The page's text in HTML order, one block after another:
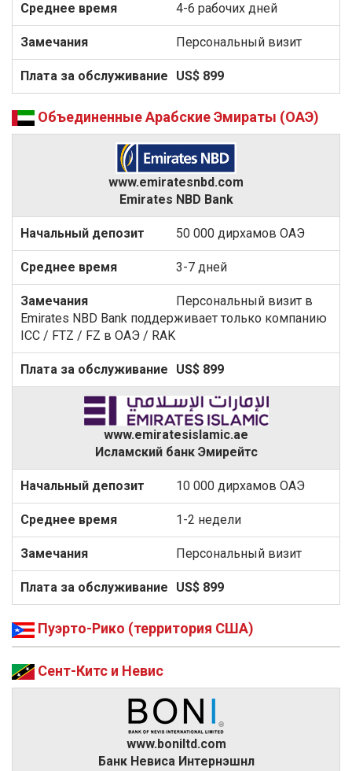
4-6 рабочих дней
Персональный визит
US$ 899
Объединенные Арабские Эмираты (ОАЭ)
www.emiratesnbd.com
Emirates NBD Bank
50 000 дирхамов ОАЭ
3-7 дней
Персональный визит в
Emirates NBD Bank поддерживает только компанию
ICC / FTZ / FZ в ОАЭ / RAK
US$ 899
www.emiratesislamic.ae
Исламский банк Эмирейтс
10 000 дирхамов ОАЭ
1-2 недели
Персональный визит
US$ 899
Пуэрто-Рико (территория США)
Сент-Китс и Невис
www.boniltd.com
Банк Невиса Интернэшнл